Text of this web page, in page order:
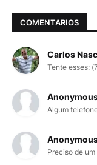
COMENTARIOS
Carlos
Tente esses:
Algum
Preciso de